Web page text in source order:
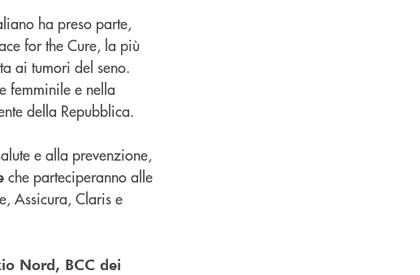
ha preso parte,
for the Cure, la più
ai tumori del seno.
femminile e nella
della Repubblica.
e alla prevenzione,
che parteciperanno alle
Assicura, Claris e
Nord, BCC dei